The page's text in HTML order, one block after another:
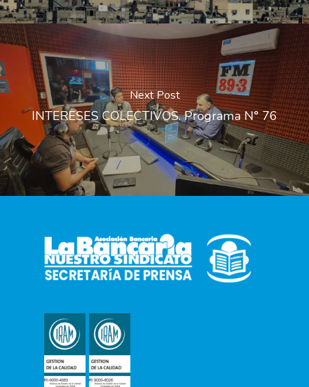
Next Post
INTERESES COLECTIVOS. Programa N° 76